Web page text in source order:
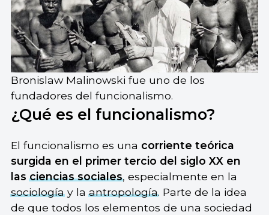
Bronislaw Malinowski fue uno de los
fundadores del funcionalismo.
¿Qué es el funcionalismo?
El funcionalismo es una corriente teórica
surgida en el primer tercio del siglo XX en
lasciencias sociales, especialmente en la
sociologíay laantropología. Parte de la idea
de que todos los elementos de una sociedad